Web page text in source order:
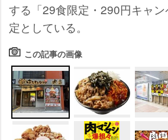
する「29食限定・290円キャ
定としている。
この記事の画像